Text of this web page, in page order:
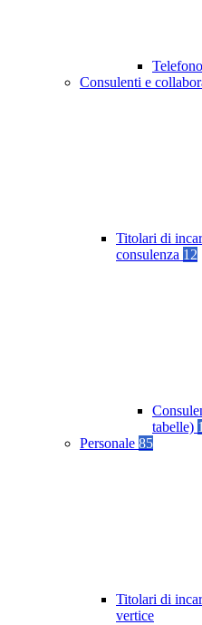
Consulenti e
Titolari di
consulenza 12
tabelle)
Personale 85
Titolari di
vertice